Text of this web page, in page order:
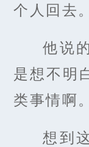
个人回去
他说
是想不明
类事情啊。
想到